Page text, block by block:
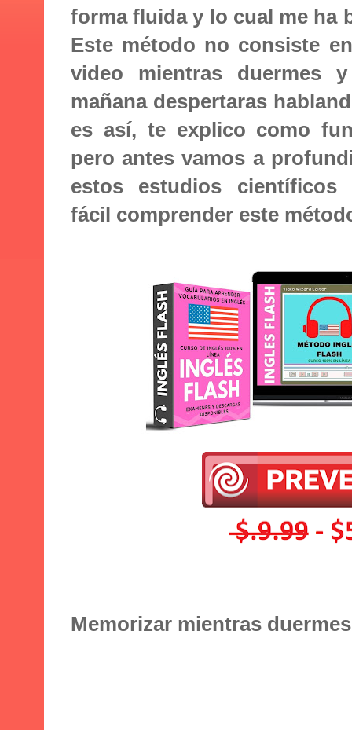
forma fluida y lo cual me ha
Este método no consiste
video mientras duermes
mañana despertaras
es así, te explico como
pero antes vamos a
estos estudios
fácil comprender este
Memorizar mientras